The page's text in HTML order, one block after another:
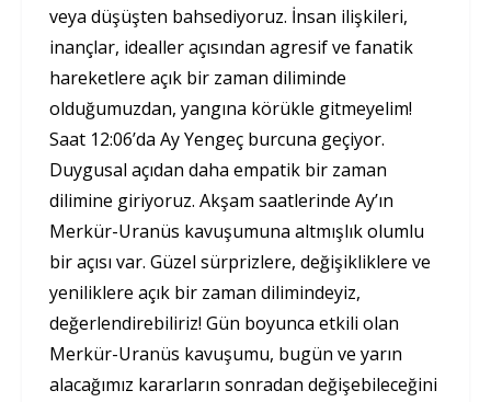
veya düşüşten bahsediyoruz. İnsan ilişkileri,
inançlar, idealler açısından agresif ve fanatik
hareketlere açık bir zaman diliminde
olduğumuzdan, yangına körükle gitmeyelim!
Saat 12:06’da Ay Yengeç burcuna geçiyor.
Duygusal açıdan daha empatik bir zaman
dilimine giriyoruz. Akşam saatlerinde Ay’ın
Merkür-Uranüs kavuşumuna altmışlık olumlu
bir açısı var. Güzel sürprizlere, değişikliklere ve
yeniliklere açık bir zaman dilimindeyiz,
değerlendirebiliriz! Gün boyunca etkili olan
Merkür-Uranüs kavuşumu, bugün ve yarın
alacağımız kararların sonradan değişebileceğini